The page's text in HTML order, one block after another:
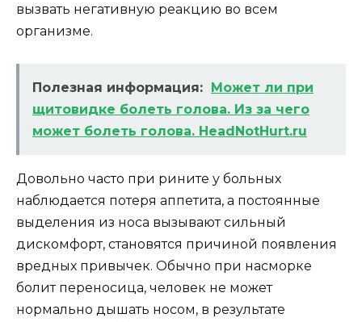
вызвать негативную реакцию во всем
организме.
Полезная информация: Может ли при
щитовидке болеть голова. Из за чего
может болеть голова. HeadNotHurt.ru
Довольно часто при рините у больных
наблюдается потеря аппетита, а постоянные
выделения из носа вызывают сильный
дискомфорт, становятся причиной появления
вредных привычек. Обычно при насморке
болит переносица, человек не может
нормально дышать носом, в результате